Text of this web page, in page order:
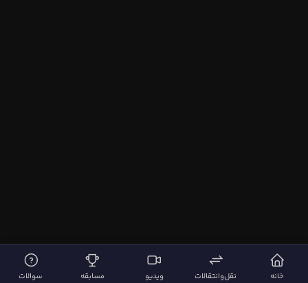
خانه نقل‌وانتقالات ویدیو مسابقه سوالات